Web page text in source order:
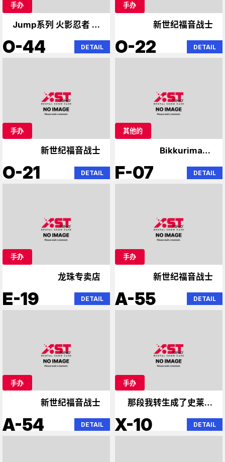
手办
Jump系列 火影忍者 死
神
O-44 DETAIL
手办
新世纪福音战士
O-22 DETAIL
手办
新世纪福音战士
O-21 DETAIL
其他的
Bikkuriman、
Niformation Wafer
F-07 DETAIL
手办
龙珠专卖店
E-19 DETAIL
手办
新世纪福音战士
A-55 DETAIL
手办
新世纪福音战士
A-54 DETAIL
手办
那段我转生成了史莱姆
的时光
X-10 DETAIL